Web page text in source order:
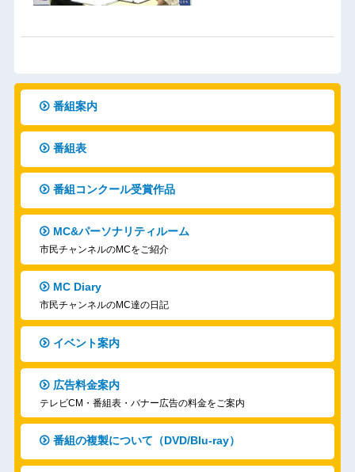
番組案内
番組表
番組コンクール受賞作品
MC&パーソナリティルーム
市民チャンネルのMCをご紹介
MC Diary
市民チャンネルのMC達の日記
イベント案内
広告料金案内
テレビCM・番組表・バナー広告の料金をご案内
番組の複製について（DVD/Blu-ray）